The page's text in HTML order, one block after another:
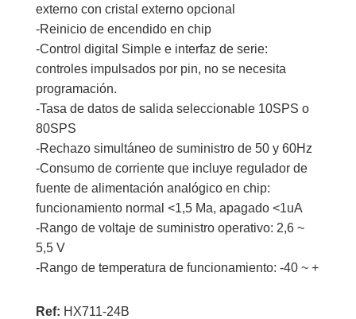
externo con cristal externo opcional
-Reinicio de encendido en chip
-Control digital Simple e interfaz de serie:
controles impulsados por pin, no se necesita
programación.
-Tasa de datos de salida seleccionable 10SPS o
80SPS
-Rechazo simultáneo de suministro de 50 y 60Hz
-Consumo de corriente que incluye regulador de
fuente de alimentación analógico en chip:
funcionamiento normal <1,5 Ma, apagado <1uA
-Rango de voltaje de suministro operativo: 2,6 ~
5,5 V
-Rango de temperatura de funcionamiento: -40 ~ +
Ref: HX711-24B